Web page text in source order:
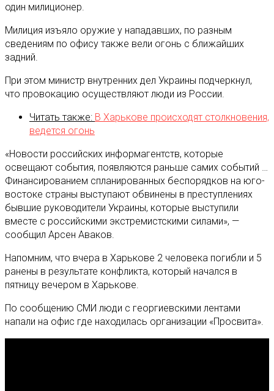
один милиционер.
Милиция изъяло оружие у нападавших, по разным
сведениям по офису также вели огонь с ближайших
задний.
При этом министр внутренних дел Украины подчеркнул,
что провокацию осуществляют люди из России.
Читать также: В Харькове происходят столкновения,
ведется огонь
«Новости российских информагентств, которые
освещают события, появляются раньше самих событий …
Финансированием спланированных беспорядков на юго-
востоке страны выступают обвинены в преступлениях
бывшие руководители Украины, которые выступили
вместе с российскими экстремистскими силами», —
сообщил Арсен Аваков.
Напомним, что вчера в Харькове 2 человека погибли и 5
ранены в результате конфликта, который начался в
пятницу вечером в Харькове.
По сообщению СМИ люди с георгиевскими лентами
напали на офис где находилась организации «Просвита».